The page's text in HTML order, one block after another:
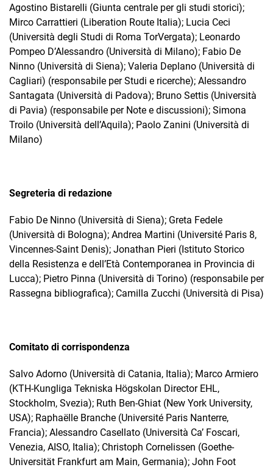
Agostino Bistarelli (Giunta centrale per gli studi storici);
Mirco Carrattieri (Liberation Route Italia); Lucia Ceci
(Università degli Studi di Roma TorVergata); Leonardo
Pompeo D’Alessandro (Università di Milano); Fabio De
Ninno (Università di Siena); Valeria Deplano (Università di
Cagliari) (responsabile per Studi e ricerche); Alessandro
Santagata (Università di Padova); Bruno Settis (Università
di Pavia) (responsabile per Note e discussioni); Simona
Troilo (Università dell’Aquila); Paolo Zanini (Università di
Milano)
Segreteria di redazione
Fabio De Ninno (Università di Siena); Greta Fedele
(Università di Bologna); Andrea Martini (Université Paris 8,
Vincennes-Saint Denis); Jonathan Pieri (Istituto Storico
della Resistenza e dell’Età Contemporanea in Provincia di
Lucca); Pietro Pinna (Università di Torino) (responsabile per
Rassegna bibliografica); Camilla Zucchi (Università di Pisa)
Comitato di corrispondenza
Salvo Adorno (Università di Catania, Italia); Marco Armiero
(KTH-Kungliga Tekniska Högskolan Director EHL,
Stockholm, Svezia); Ruth Ben-Ghiat (New York University,
USA); Raphaëlle Branche (Université Paris Nanterre,
Francia); Alessandro Casellato (Università Ca’ Foscari,
Venezia, AISO, Italia); Christoph Cornelissen (Goethe-
Universität Frankfurt am Main, Germania); John Foot